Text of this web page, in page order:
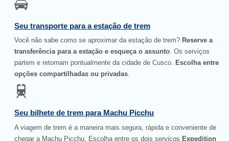
Seu transporte para a estação de trem
Você não sabe como se aproximar da estação de trem? Reserve a
transferência para a estação e esqueça o assunto. Os serviços
partem e retornam pontualmente da cidade de Cusco. Escolha entre
opções compartilhadas ou privadas.
Seu bilhete de trem para Machu Picchu
A viagem de trem é a maneira mais segura, rápida e conveniente de
chegar a Machu Picchu. Escolha entre os dois serviços Expedition